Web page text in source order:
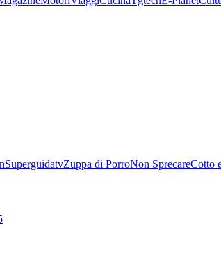
SuperguidatvZuppa di PorroNon SprecareCotto